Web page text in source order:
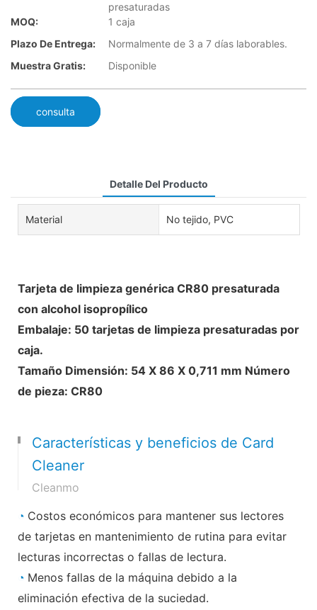
presaturadas
MOQ:
1 caja
Plazo De Entrega:
Normalmente de 3 a 7 días laborables.
Muestra Gratis:
Disponible
consulta
Detalle Del Producto
Material No tejido, PVC
Tarjeta de limpieza genérica CR80 presaturada
con alcohol isopropílico
Embalaje: 50 tarjetas de limpieza presaturadas por
caja.
Tamaño Dimensión: 54 X 86 X 0,711 mm Número
de pieza: CR80
Características y beneficios de Card
Cleaner
Cleanmo
◔ Costos económicos para mantener sus lectores
de tarjetas en mantenimiento de rutina para evitar
lecturas incorrectas o fallas de lectura.
◔ Menos fallas de la máquina debido a la
eliminación efectiva de la suciedad.